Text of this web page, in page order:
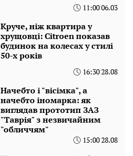
11:00 06.03
Круче, ніж квартира у
хрущовці: Citroen показав
будинок на колесах у стилі
50-х років
16:30 28.08
Начебто і "вісімка", а
начебто іномарка: як
виглядав прототип ЗАЗ
"Таврія" з незвичайним
"обличчям"
15:00 28.08